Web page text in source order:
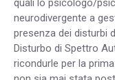
quali lo psicologo/
neurodivergente a
presenza dei disturbi
Disturbo di Spettro
ricondurle per la